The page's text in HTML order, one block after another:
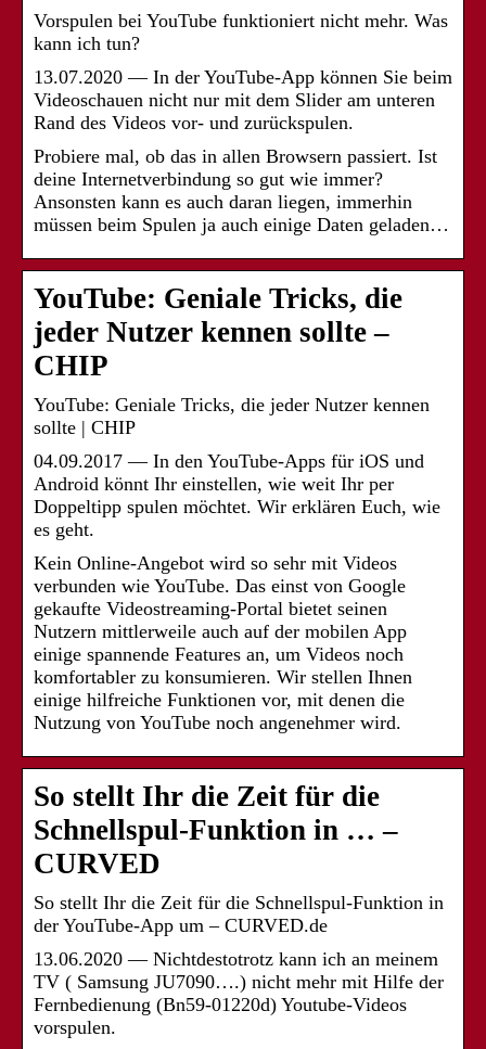
Vorspulen bei YouTube funktioniert nicht mehr. Was
kann ich tun?
13.07.2020 — In der YouTube-App können Sie beim
Videoschauen nicht nur mit dem Slider am unteren
Rand des Videos vor- und zurückspulen.
Probiere mal, ob das in allen Browsern passiert. Ist
deine Internetverbindung so gut wie immer?
Ansonsten kann es auch daran liegen, immerhin
müssen beim Spulen ja auch einige Daten geladen…
YouTube: Geniale Tricks, die
jeder Nutzer kennen sollte –
CHIP
YouTube: Geniale Tricks, die jeder Nutzer kennen
sollte | CHIP
04.09.2017 — In den YouTube-Apps für iOS und
Android könnt Ihr einstellen, wie weit Ihr per
Doppeltipp spulen möchtet. Wir erklären Euch, wie
es geht.
Kein Online-Angebot wird so sehr mit Videos
verbunden wie YouTube. Das einst von Google
gekaufte Videostreaming-Portal bietet seinen
Nutzern mittlerweile auch auf der mobilen App
einige spannende Features an, um Videos noch
komfortabler zu konsumieren. Wir stellen Ihnen
einige hilfreiche Funktionen vor, mit denen die
Nutzung von YouTube noch angenehmer wird.
So stellt Ihr die Zeit für die
Schnellspul-Funktion in … –
CURVED
So stellt Ihr die Zeit für die Schnellspul-Funktion in
der YouTube-App um – CURVED.de
13.06.2020 — Nichtdestotrotz kann ich an meinem
TV ( Samsung JU7090….) nicht mehr mit Hilfe der
Fernbedienung (Bn59-01220d) Youtube-Videos
vorspulen.